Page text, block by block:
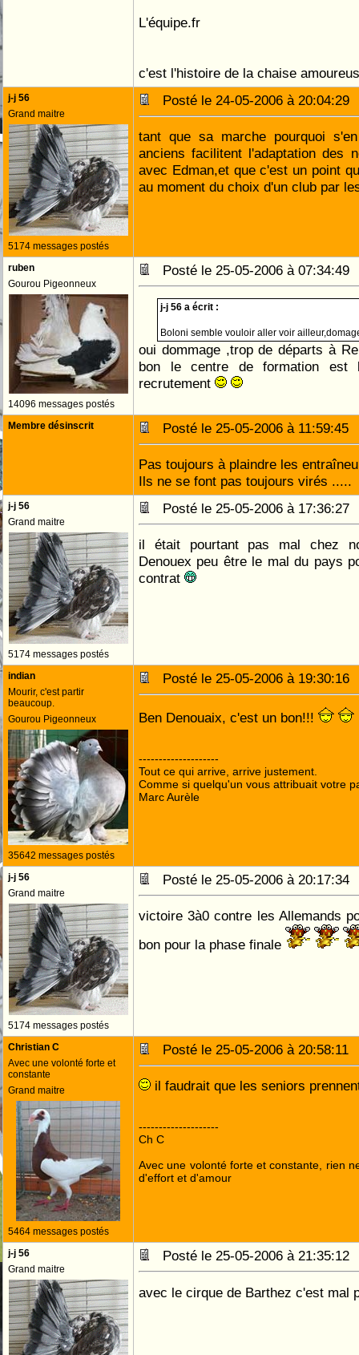
L'équipe.fr
c'est l'histoire de la chaise
j-j 56
Grand maitre
5174 messages postés
Posté le 24-05-2006 à
tant que sa marche pourquoi
anciens facilitent l'adaptation des
avec Edman,et que c'est un point
au moment du choix d'un club par
ruben
Gourou Pigeonneux
14096 messages postés
Posté le 25-05-2006 à
j-j 56 a écrit :
Boloni semble vouloir aller voir
oui dommage ,trop de départs à
bon le centre de formation
recrutement
Membre désinscrit Posté le 25-05-2006 à
Pas toujours à plaindre les
Ils ne se font pas toujours virés .....
j-j 56
Grand maitre
5174 messages postés
Posté le 25-05-2006 à
il était pourtant pas mal chez
Denouex peu être le mal du pays
contrat
indian
Mourir, c'est partir
beaucoup.
Gourou Pigeonneux
35642 messages postés
Posté le 25-05-2006 à
Ben Denouaix, c'est un bon!!!
--------------------
Tout ce qui arrive, arrive justement.
Comme si quelqu'un vous attribuait votre
Marc Aurèle
j-j 56
Grand maitre
5174 messages postés
Posté le 25-05-2006 à
victoire 3à0 contre les Allemands
bon pour la phase finale
Christian C
Avec une volonté forte et
constante
Grand maitre
5464 messages postés
Posté le 25-05-2006 à
il faudrait que les seniors
--------------------
Ch C
Avec une volonté forte et constante, rien
d'effort et d'amour
j-j 56
Grand maitre
Posté le 25-05-2006 à
avec le cirque de Barthez c'est mal